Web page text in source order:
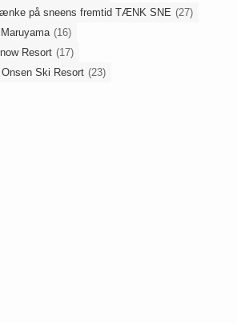
på sneens fremtid TÆNK SNE (27)
(16)
Resort (17)
Onsen Ski Resort (23)